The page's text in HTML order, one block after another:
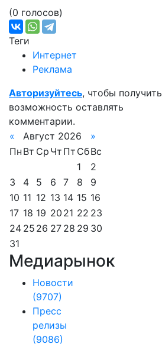
(0 голосов)
Теги
Интернет
Реклама
Авторизуйтесь, чтобы получить
возможность оставлять
комментарии.
«
Август 2026
»
Пн Вт Ср Чт Пт СбВс
1
2
3
4 5 6 7 8
9
10 11 12 13 14 15 16
17 18 19 20 21 22 23
24 25 26 27 28 29 30
31
Медиарынок
Новости
(9707)
Пресс
релизы
(9086)